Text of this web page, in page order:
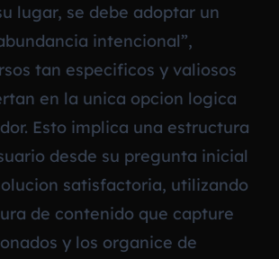
lugar, se debe adoptar un
intencional”,
tan especificos y valiosos
en la unica opcion logica
Esto implica una estructura
desde su pregunta inicial
satisfactoria, utilizando
de contenido que capture
y los organice de